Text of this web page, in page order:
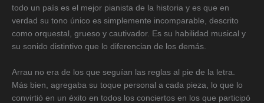
todo un país es el mejor pianista de la historia y es que en
verdad su tono único es simplemente incomparable, descrito
como orquestal, grueso y cautivador. Es su habilidad musical y
su sonido distintivo que lo diferencian de los demás.
Arrau no era de los que seguían las reglas al pie de la letra.
Más bien, agregaba su toque personal a cada pieza, lo que lo
convirtió en un éxito en todos los conciertos en los que participó